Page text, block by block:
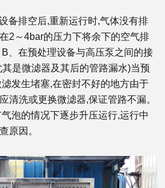
备排空后,重新运行时,气体没有排
2～4bar的压力下将余下的空气排
、在预处理设备与高压泵之间的接
是微滤器及其后的管路漏水)当预
发生堵塞,在密封不好的地方由于
清洗或更换微滤器,保证管路不漏。
泡的情况下逐步升压运行,运行中
原因。